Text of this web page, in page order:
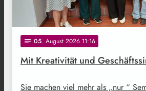
notes 05. August 2026 11:16
Mit Kreativität und
Sie machen viel mehr als „nur “